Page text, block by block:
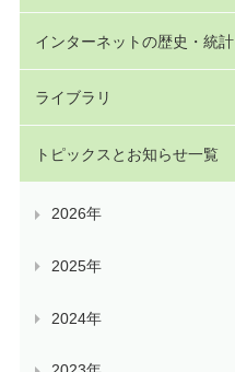
インターネットの歴史・統計
ライブラリ
トピックスとお知らせ一覧
2026年
2025年
2024年